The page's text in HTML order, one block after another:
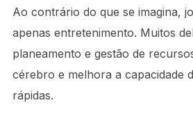
Ao contrário do que se imagina,
apenas entretenimento. Muitos
planeamento e gestão de
cérebro e melhora a capacidade
rápidas.